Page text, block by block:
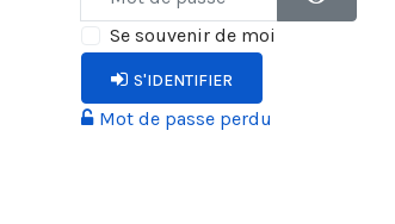
AFFICHER
Se souvenir de moi
S'IDENTIFIER
Mot de passe perdu